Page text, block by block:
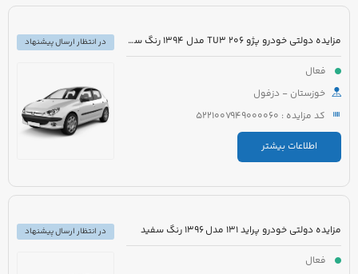
مزایده دولتی خودرو پژو 206 TU3 مدل 1394 رنگ سفید
فعال
خوزستان - دزفول
کد مزایده : 5221007949000060
اطلاعات بیشتر
در انتظار ارسال پیشنهاد
مزایده دولتی خودرو پراید 131 مدل 1396 رنگ سفید
فعال
در انتظار ارسال پیشنهاد